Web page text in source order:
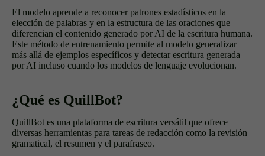
El modelo aprende a reconocer patrones estadísticos en la
elección de palabras y en la estructura de las oraciones que
diferencian el contenido generado por AI de la escritura humana.
Este método de entrenamiento permite al modelo generalizar
más allá de ejemplos específicos y detectar escritura generada
por AI incluso cuando los modelos de lenguaje evolucionan.
¿Qué es QuillBot?
QuillBot es una plataforma de escritura versátil que ofrece
diversas herramientas para tareas de redacción como la revisión
gramatical, el resumen y el parafraseo.